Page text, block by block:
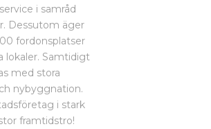
i samråd
Dessutom äger
fordonsplatser
lokaler. Samtidigt
med stora
nybyggnation.
i stark
framtidstro!